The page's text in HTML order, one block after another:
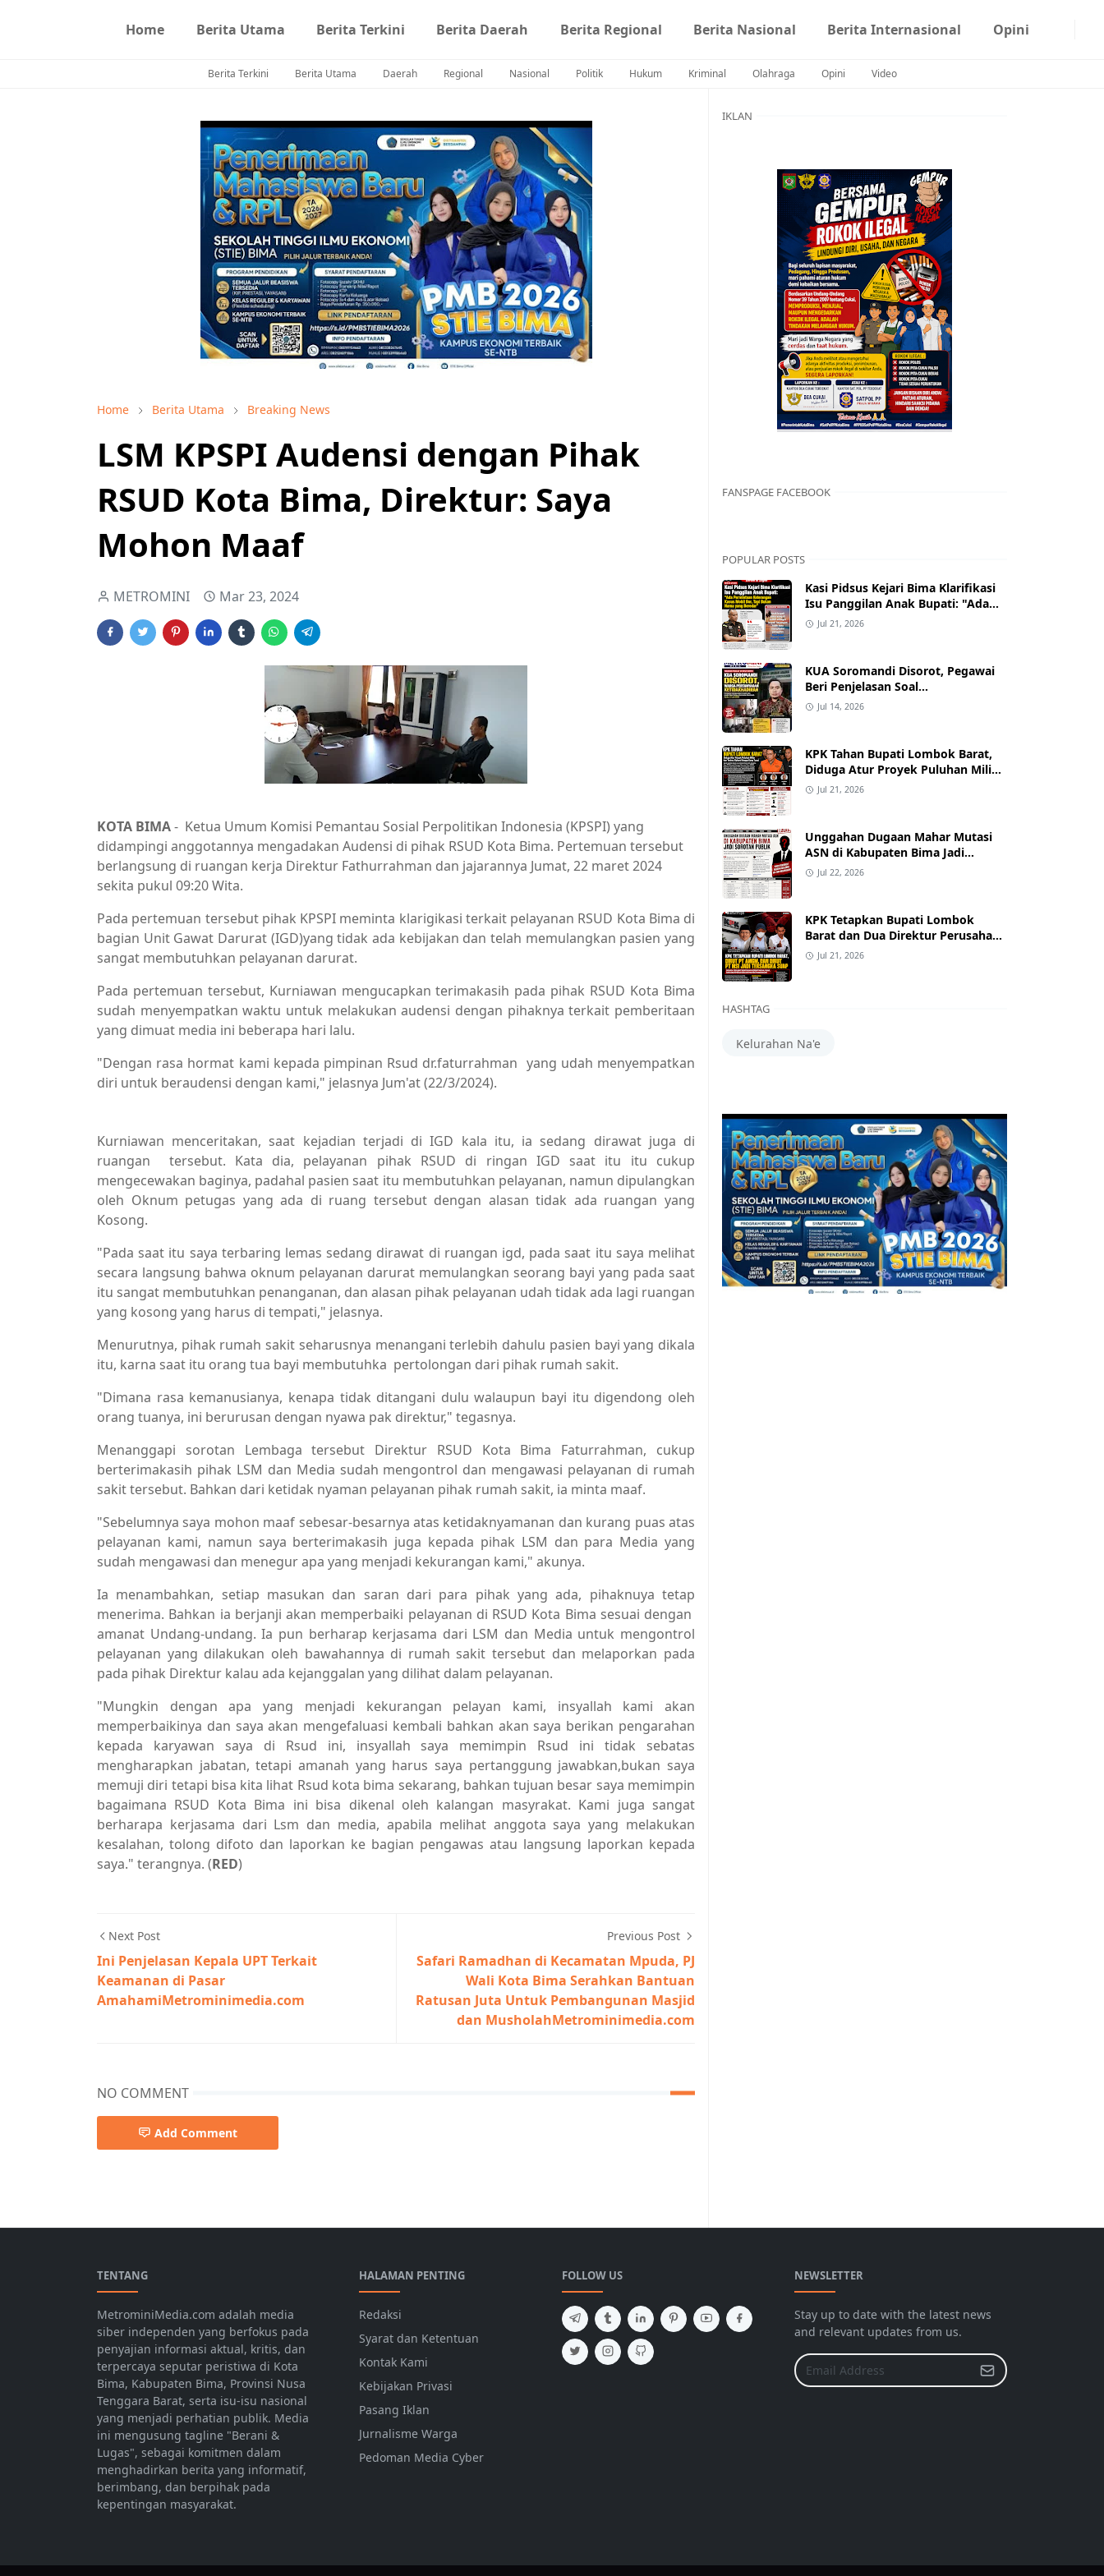
Home Berita Utama Berita Terkini Berita Daerah Berita Regional Berita Nasional Berita Internasional Opini
Berita Terkini Berita Utama Daerah Regional Nasional Politik Hukum Kriminal Olahraga Opini Video
Home Berita Utama Breaking News
LSM KPSPI Audensi dengan Pihak
RSUD Kota Bima, Direktur: Saya
Mohon Maaf
METROMINI Mar 23, 2024
KOTA BIMA- Ketua Umum Komisi Pemantau Sosial Perpolitikan Indonesia (KPSPI) yang
didampingi anggotannya mengadakan Audensi di pihak RSUD Kota Bima. Pertemuan tersebut
berlangsung di ruangan kerja Direktur Fathurrahman dan jajarannya Jumat, 22 maret 2024
sekita pukul 09:20 Wita.
Pada pertemuan tersebut pihak KPSPI meminta klarigikasi terkait pelayanan RSUD Kota Bima di
bagian Unit Gawat Darurat (IGD)yang tidak ada kebijakan dan telah memulangkan pasien yang
sangat membutuhkan pelayanan darurat.
Pada pertemuan tersebut, Kurniawan mengucapkan terimakasih pada pihak RSUD Kota Bima
sudah menyempatkan waktu untuk melakukan audensi dengan pihaknya terkait pemberitaan
yang dimuat media ini beberapa hari lalu.
"Dengan rasa hormat kami kepada pimpinan Rsud dr.faturrahman yang udah menyempatkan
diri untuk beraudensi dengan kami," jelasnya Jum'at (22/3/2024).
Kurniawan menceritakan, saat kejadian terjadi di IGD kala itu, ia sedang dirawat juga di
ruangan tersebut. Kata dia, pelayanan pihak RSUD di ringan IGD saat itu itu cukup
mengecewakan baginya, padahal pasien saat itu membutuhkan pelayanan, namun dipulangkan
oleh Oknum petugas yang ada di ruang tersebut dengan alasan tidak ada ruangan yang
Kosong.
"Pada saat itu saya terbaring lemas sedang dirawat di ruangan igd, pada saat itu saya melihat
secara langsung bahwa oknum pelayanan darurat memulangkan seorang bayi yang pada saat
itu sangat membutuhkan penanganan, dan alasan pihak pelayanan udah tidak ada lagi ruangan
yang kosong yang harus di tempati," jelasnya.
Menurutnya, pihak rumah sakit seharusnya menangani terlebih dahulu pasien bayi yang dikala
itu, karna saat itu orang tua bayi membutuhka pertolongan dari pihak rumah sakit.
"Dimana rasa kemanusianya, kenapa tidak ditangani dulu walaupun bayi itu digendong oleh
orang tuanya, ini berurusan dengan nyawa pak direktur," tegasnya.
Menanggapi sorotan Lembaga tersebut Direktur RSUD Kota Bima Faturrahman, cukup
berterimakasih pihak LSM dan Media sudah mengontrol dan mengawasi pelayanan di rumah
sakit tersebut. Bahkan dari ketidak nyaman pelayanan pihak rumah sakit, ia minta maaf.
"Sebelumnya saya mohon maaf sebesar-besarnya atas ketidaknyamanan dan kurang puas atas
pelayanan kami, namun saya berterimakasih juga kepada pihak LSM dan para Media yang
sudah mengawasi dan menegur apa yang menjadi kekurangan kami," akunya.
Ia menambahkan, setiap masukan dan saran dari para pihak yang ada, pihaknuya tetap
menerima. Bahkan ia berjanji akan memperbaiki pelayanan di RSUD Kota Bima sesuai dengan
amanat Undang-undang. Ia pun berharap kerjasama dari LSM dan Media untuk mengontrol
pelayanan yang dilakukan oleh bawahannya di rumah sakit tersebut dan melaporkan pada
pada pihak Direktur kalau ada kejanggalan yang dilihat dalam pelayanan.
"Mungkin dengan apa yang menjadi kekurangan pelayan kami, insyallah kami akan
memperbaikinya dan saya akan mengefaluasi kembali bahkan akan saya berikan pengarahan
kepada karyawan saya di Rsud ini, insyallah saya memimpin Rsud ini tidak sebatas
mengharapkan jabatan, tetapi amanah yang harus saya pertanggung jawabkan,bukan saya
memuji diri tetapi bisa kita lihat Rsud kota bima sekarang, bahkan tujuan besar saya memimpin
bagaimana RSUD Kota Bima ini bisa dikenal oleh kalangan masyrakat. Kami juga sangat
berharapa kerjasama dari Lsm dan media, apabila melihat anggota saya yang melakukan
kesalahan, tolong difoto dan laporkan ke bagian pengawas atau langsung laporkan kepada
saya." terangnya. (RED)
Next Post
Ini Penjelasan Kepala UPT Terkait
Keamanan di Pasar
AmahamiMetrominimedia.com
Previous Post
Safari Ramadhan di Kecamatan Mpuda, PJ
Wali Kota Bima Serahkan Bantuan
Ratusan Juta Untuk Pembangunan Masjid
dan MusholahMetrominimedia.com
NO COMMENT
Add Comment
IKLAN
FANSPAGE FACEBOOK
POPULAR POSTS
Kasi Pidsus Kejari Bima Klarifikasi
Isu Panggilan Anak Bupati: "Ada
Permintaan Keterangan Kasus
Jul 21, 2026
KUA Soromandi Disorot, Pegawai
Beri Penjelasan Soal
Ketidakhadiran Penghulu pada
Jul 14, 2026
KPK Tahan Bupati Lombok Barat,
Diduga Atur Proyek Puluhan Miliar
dan Terima Alphard hingga Uang
Jul 21, 2026
Unggahan Dugaan Mahar Mutasi
ASN di Kabupaten Bima Jadi
Sorotan
Jul 22, 2026
KPK Tetapkan Bupati Lombok
Barat dan Dua Direktur Perusahaan
sebagai Tersangka Dugaan Suap
Jul 21, 2026
HASHTAG
Kelurahan Na'e
TENTANG
MetrominiMedia.com adalah media
siber independen yang berfokus pada
penyajian informasi aktual, kritis, dan
terpercaya seputar peristiwa di Kota
Bima, Kabupaten Bima, Provinsi Nusa
Tenggara Barat, serta isu-isu nasional
yang menjadi perhatian publik. Media
ini mengusung tagline "Berani &
Lugas", sebagai komitmen dalam
menghadirkan berita yang informatif,
berimbang, dan berpihak pada
kepentingan masyarakat.
HALAMAN PENTING
Redaksi
Syarat dan Ketentuan
Kontak Kami
Kebijakan Privasi
Pasang Iklan
Jurnalisme Warga
Pedoman Media Cyber
FOLLOW US NEWSLETTER
Stay up to date with the latest news
and relevant updates from us.